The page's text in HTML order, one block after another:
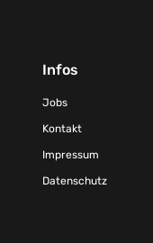
Infos
Jobs
Kontakt
Impressum
Datenschutz